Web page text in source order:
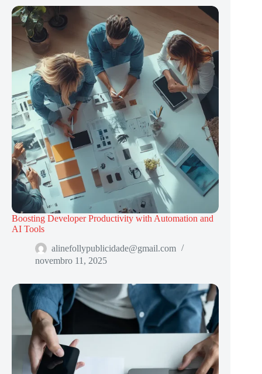
Boosting Developer Productivity with Automation and
AI Tools
alinefollypublicidade@gmail.com
novembro 11, 2025